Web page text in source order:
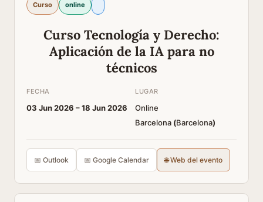
Curso online
Curso Tecnología y Derecho:
Aplicación de la IA para no
técnicos
FECHA
03 Jun 2026 –18 Jun 2026
LUGAR
Online
Barcelona (Barcelona)
📅 Outlook 📅 Google Calendar 🌐 Web del evento